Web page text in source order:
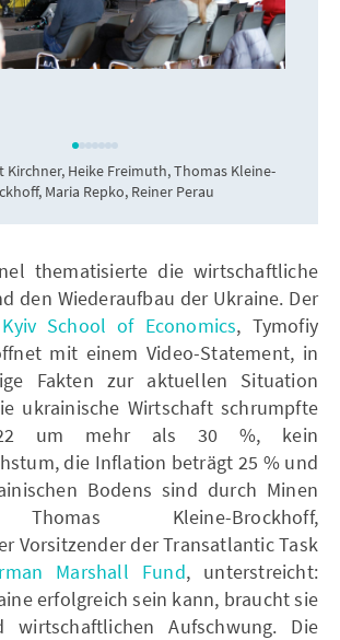
Kirchner, Heike Freimuth, Thomas Kleine-
Maria Repko, Reiner Perau
thematisierte die wirtschaftliche
den Wiederaufbau der Ukraine. Der
Kyiv School of Economics, Tymofiy
mit einem Video-Statement, in
Fakten zur aktuellen Situation
ukrainische Wirtschaft schrumpfte
um mehr als 30 %, kein
die Inflation beträgt 25 % und
Bodens sind durch Minen
Kleine-Brockhoff,
Vorsitzender der Transatlantic Task
Marshall Fund, unterstreicht:
erfolgreich sein kann, braucht sie
wirtschaftlichen Aufschwung. Die